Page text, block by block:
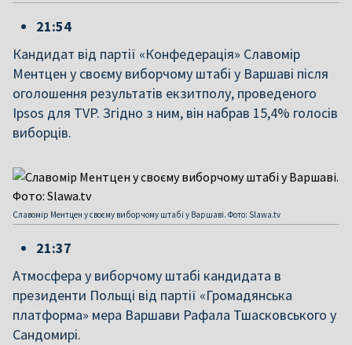
21:54
Кандидат від партії «Конфедерація» Славомір
Ментцен у своєму виборчому штабі у Варшаві після
оголошення результатів екзитполу, проведеного
Ipsos для TVP. Згідно з ним, він набрав 15,4% голосів
виборців.
Славомір Ментцен у своєму виборчому штабі у Варшаві. Фото: Slawa.tv
21:37
Атмосфера у виборчому штабі кандидата в
президенти Польщі від партії «Громадянська
платформа» мера Варшави Рафала Тшасковського у
Сандомирі.